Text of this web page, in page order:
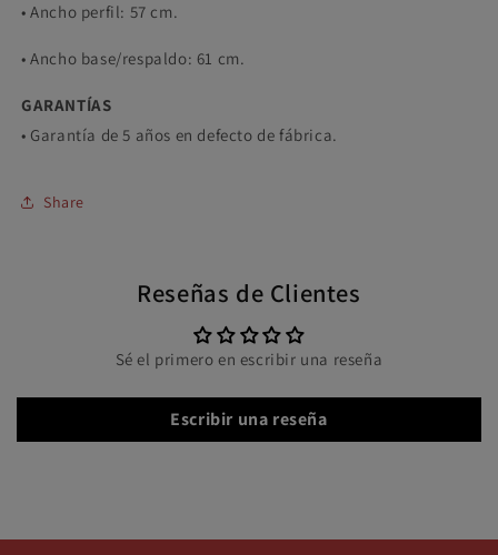
• Ancho perfil: 57 cm.
• Ancho base/respaldo: 61 cm.
GARANTÍAS
• Garantía de 5 años en defecto de fábrica.
Share
Reseñas de Clientes
Sé el primero en escribir una reseña
Escribir una reseña